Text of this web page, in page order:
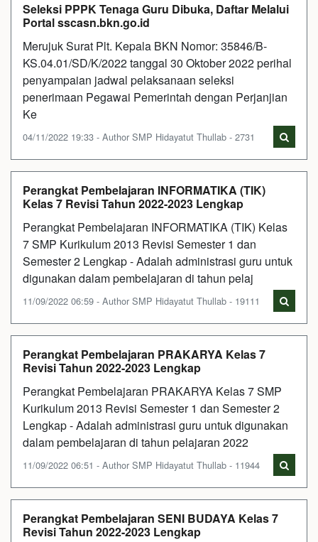
Seleksi PPPK Tenaga Guru Dibuka, Daftar Melalui
Portal sscasn.bkn.go.id
Merujuk Surat Plt. Kepala BKN Nomor: 35846/B-
KS.04.01/SD/K/2022 tanggal 30 Oktober 2022 perihal
penyampaian jadwal pelaksanaan seleksi
penerimaan Pegawai Pemerintah dengan Perjanjian
Ke
04/11/2022 19:33 - Author SMP Hidayatut Thullab - 2731
Perangkat Pembelajaran INFORMATIKA (TIK)
Kelas 7 Revisi Tahun 2022-2023 Lengkap
Perangkat Pembelajaran INFORMATIKA (TIK) Kelas
7 SMP Kurikulum 2013 Revisi Semester 1 dan
Semester 2 Lengkap - Adalah administrasi guru untuk
digunakan dalam pembelajaran di tahun pelaj
11/09/2022 06:59 - Author SMP Hidayatut Thullab - 19111
Perangkat Pembelajaran PRAKARYA Kelas 7
Revisi Tahun 2022-2023 Lengkap
Perangkat Pembelajaran PRAKARYA Kelas 7 SMP
Kurikulum 2013 Revisi Semester 1 dan Semester 2
Lengkap - Adalah administrasi guru untuk digunakan
dalam pembelajaran di tahun pelajaran 2022
11/09/2022 06:51 - Author SMP Hidayatut Thullab - 11944
Perangkat Pembelajaran SENI BUDAYA Kelas 7
Revisi Tahun 2022-2023 Lengkap